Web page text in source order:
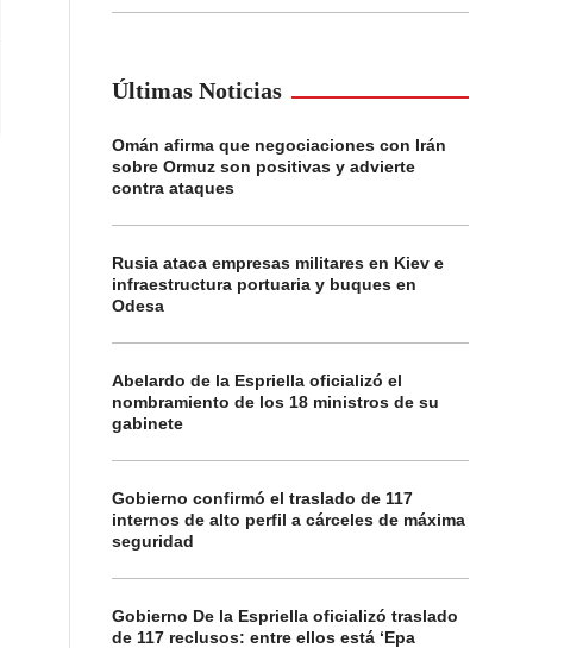
Últimas Noticias
Omán afirma que negociaciones con Irán
sobre Ormuz son positivas y advierte
contra ataques
Rusia ataca empresas militares en Kiev e
infraestructura portuaria y buques en
Odesa
Abelardo de la Espriella oficializó el
nombramiento de los 18 ministros de su
gabinete
Gobierno confirmó el traslado de 117
internos de alto perfil a cárceles de máxima
seguridad
Gobierno De la Espriella oficializó traslado
de 117 reclusos: entre ellos está ‘Epa